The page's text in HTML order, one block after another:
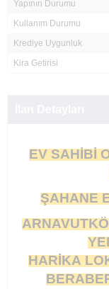
Yapının Durumu
Kullanım Durumu
Krediye Uygunluk
Kira Getirisi
EV SAHİBİ
ŞAHANE
HARİKA